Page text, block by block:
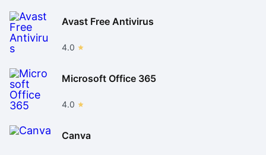
Avast Free Antivirus
4.0
Microsoft Office 365
4.0
Canva